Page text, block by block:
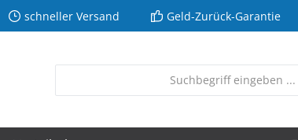
schneller Versand Geld-Zurück-Garantie